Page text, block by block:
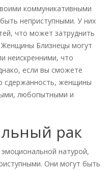
коммуникативными
неприступными. У них
что может затруднить
Близнецы могут
неискренними, что
если вы сможете
сдержанность, женщины
любопытными и
рак
натурой,
Они могут быть